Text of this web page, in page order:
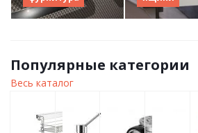
Популярные категории
Весь каталог